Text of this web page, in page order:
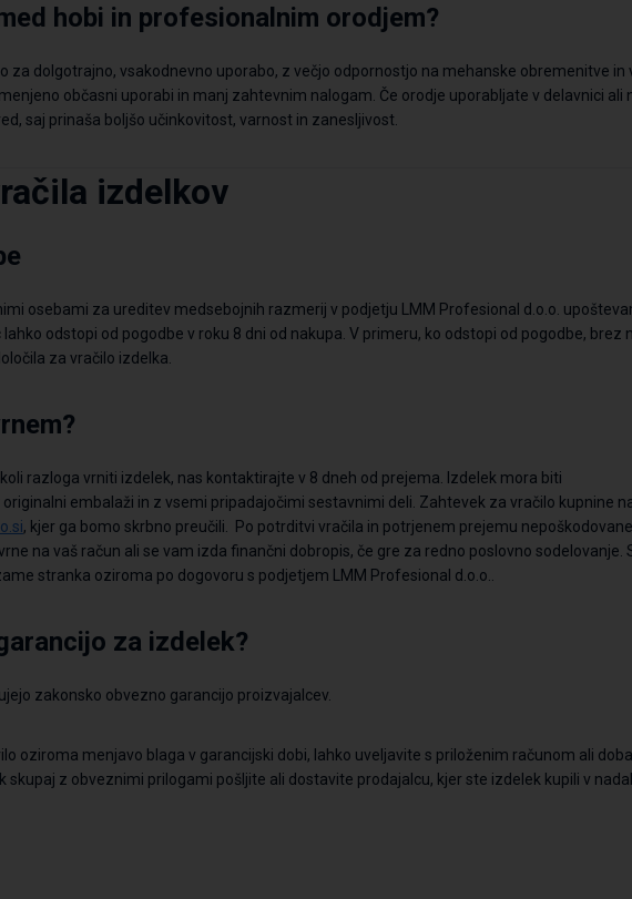
hobi in profesionalnim orodjem?
za dolgotrajno, vsakodnevno uporabo, z večjo odpornostjo na mehanske obremenitve in
občasni uporabi in manj zahtevnim nalogam. Če orodje uporabljate v delavnici ali
saj prinaša boljšo učinkovitost, varnost in zanesljivost.
izdelkov
osebami za ureditev medsebojnih razmerij v podjetju LMM Profesional d.o.o.
odstopi od pogodbe v roku 8 dni od nakupa. V primeru, ko odstopi od pogodbe, brez
za vračilo izdelka.
razloga vrniti izdelek, nas kontaktirajte v 8 dneh od prejema. Izdelek mora biti
originalni embalaži in z vsemi pripadajočimi sestavnimi deli. Zahtevek za vračilo kupnine
, kjer ga bomo skrbno preučili. Po potrditvi vračila in potrjenem prejemu
na vaš račun ali se vam izda finančni dobropis, če gre za redno poslovno sodelovanje.
stranka oziroma po dogovoru s podjetjem LMM Profesional d.o.o
za izdelek?
zakonsko obvezno garancijo proizvajalcev.
oziroma menjavo blaga v garancijski dobi, lahko uveljavite s priloženim računom ali
skupaj z obveznimi prilogami pošljite ali dostavite prodajalcu, kjer ste izdelek kupili v